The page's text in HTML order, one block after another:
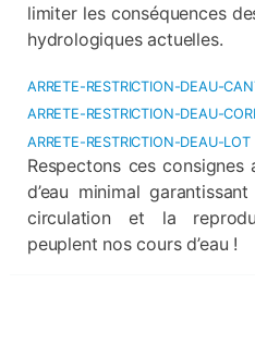
limiter les conséquences
hydrologiques actuelles.
ARRETE-RESTRICTION-DEAU-
ARRETE-RESTRICTION-DEAU-
ARRETE-RESTRICTION-DEAU-LOT
Respectons ces
d’eau minimal
circulation et la
peuplent nos cours d’eau !